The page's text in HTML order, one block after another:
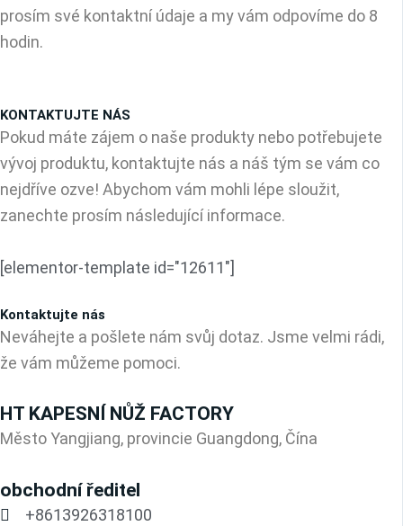
prosím své kontaktní údaje a my vám odpovíme do 8
hodin.
KONTAKTUJTE NÁS
Pokud máte zájem o naše produkty nebo potřebujete
vývoj produktu, kontaktujte nás a náš tým se vám co
nejdříve ozve! Abychom vám mohli lépe sloužit,
zanechte prosím následující informace.
[elementor-template id="12611"]
Kontaktujte nás
Neváhejte a pošlete nám svůj dotaz. Jsme velmi rádi,
že vám můžeme pomoci.
HT KAPESNÍ NŮŽ FACTORY
Město Yangjiang, provincie Guangdong, Čína
obchodní ředitel
+8613926318100